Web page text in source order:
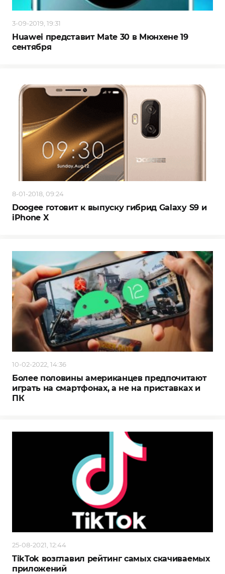
3-09-2019, 19:31
Huawei представит Mate 30 в Мюнхене 19
сентября
8-01-2018, 09:24
Doogee готовит к выпуску гибрид Galaxy S9 и
iPhone X
10-02-2022, 14:36
Более половины американцев предпочитают
играть на смартфонах, а не на приставках и
ПК
25-08-2021, 12:44
TikTok возглавил рейтинг самых скачиваемых
приложений